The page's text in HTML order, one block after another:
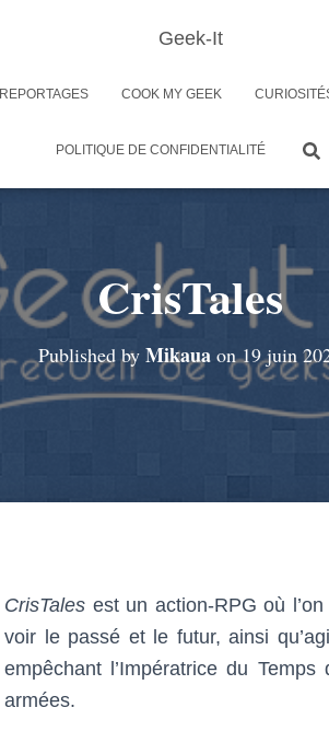
Geek-It
REPORTAGES COOK MY GEEK
POLITIQUE DE CONFIDENTIALITÉ
CrisTales
Published by Mikaua on19 juin
CrisTales est un action-RPG où
voir le passé et le futur, ainsi
empêchant l’Impératrice du
armées.